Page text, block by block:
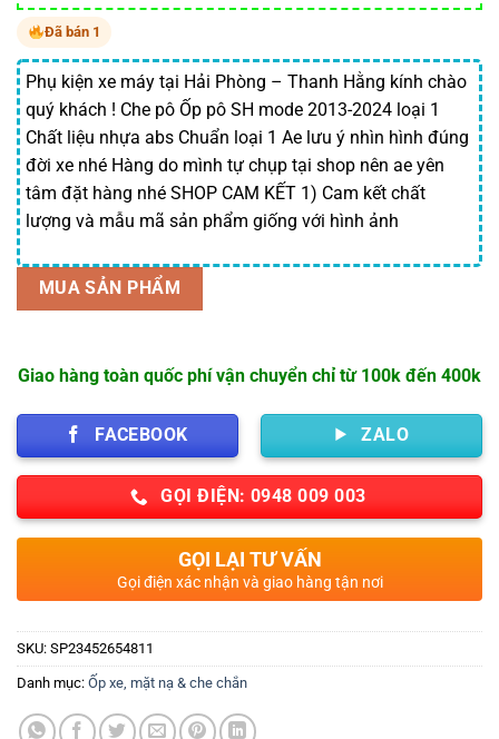
Đã bán 1
Phụ kiện xe máy tại Hải Phòng – Thanh Hằng kính chào
quý khách ! Che pô Ốp pô SH mode 2013-2024 loại 1
Chất liệu nhựa abs Chuẩn loại 1 Ae lưu ý nhìn hình đúng
đời xe nhé Hàng do mình tự chụp tại shop nên ae yên
tâm đặt hàng nhé SHOP CAM KẾT 1) Cam kết chất
lượng và mẫu mã sản phẩm giống với hình ảnh
MUA SẢN PHẨM
Giao hàng toàn quốc phí vận chuyển chỉ từ 100k đến 400k
FACEBOOK ZALO
GỌI ĐIỆN: 0948 009 003
GỌI LẠI TƯ VẤN
Gọi điện xác nhận và giao hàng tận nơi
SKU: SP23452654811
Danh mục: Ốp xe, mặt nạ & che chắn